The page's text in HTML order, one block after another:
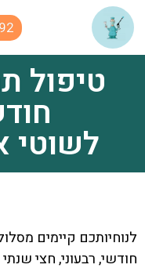
לתוכן
טיפול
לשוטי
לנוחיותכם קיימים
חודשי, רבעוני, חצי